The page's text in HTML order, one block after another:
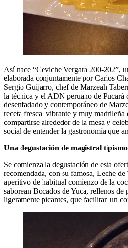
Así nace “Ceviche Vergara 200-202”,
elaborada conjuntamente por Carlos
Sergio Guijarro, chef de Marzeah
la técnica y el ADN peruano de Pucará
desenfadado y contemporáneo de
receta fresca, vibrante y muy madrileña
compartirse alrededor de la mesa y
social de entender la gastronomía que
Una degustación de magistral tipismo
Se comienza la degustación de esta
recomendada, con su famosa, Leche de
aperitivo de habitual comienzo de la
saborean Bocados de Yuca, rellenos de
ligeramente picantes, que facilitan un